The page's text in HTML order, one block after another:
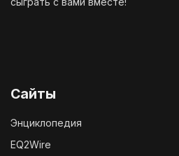
Сайты
Энциклопедия
EQ2Wire